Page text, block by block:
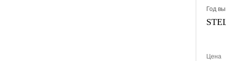
Год
Цена